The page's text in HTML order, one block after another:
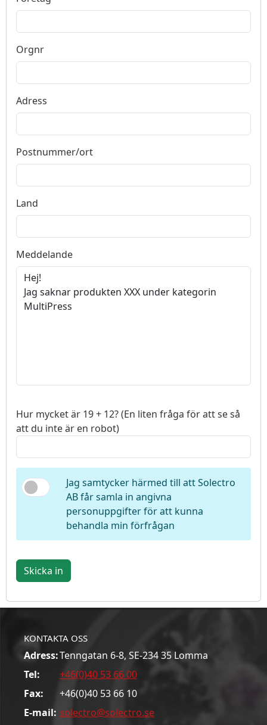
Orgnr
Adress
Postnummer/ort
Land
Meddelande
Hur mycket är 19 + 12? (En liten fråga för att se så
att du inte är en robot)
Jag samtycker härmed till att Solectro
AB får samla in angivna
personuppgifter för att kunna
behandla min förfrågan
Skicka in
KONTAKTA OSS
Adress:Tenngatan 6-8, SE-234 35 Lomma
Tel:
+46(0)40 53 66 00
Fax:
+46(0)40 53 66 10
E-mail: solectro@solectro.se